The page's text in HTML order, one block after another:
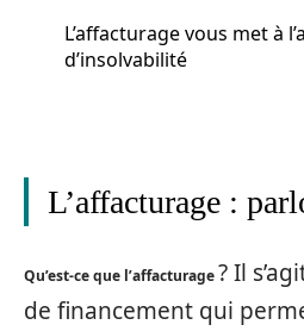
L’affacturage vous met à
d’insolvabilité
L’affacturage :
Qu’est-ce que l’affacturage? Il
de financement qui